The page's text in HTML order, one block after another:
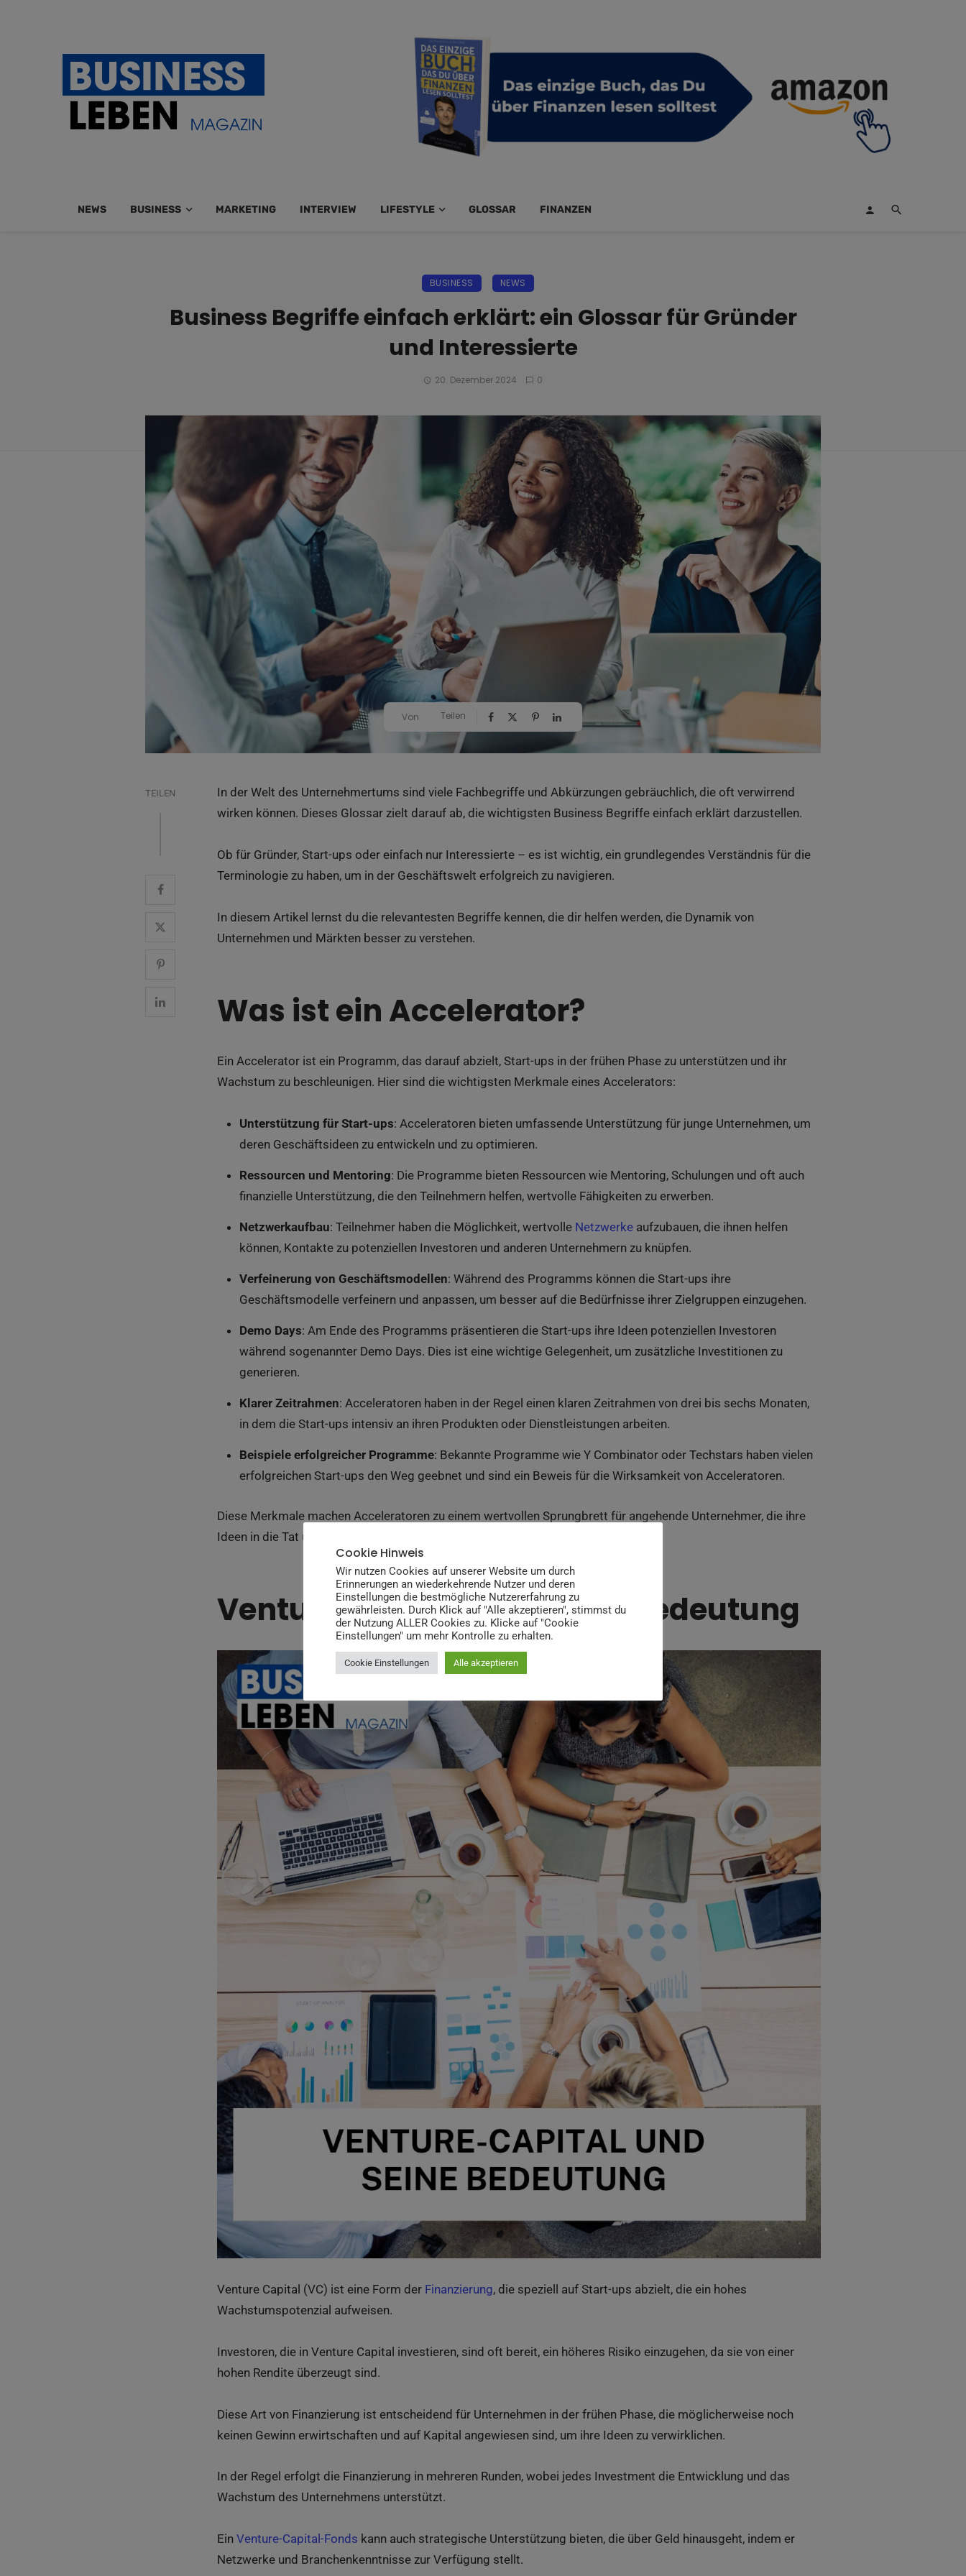
NEWS BUSINESS MARKETING INTERVIEW LIFESTYLE GLOSSAR FINANZEN
BUSINESS NEWS
Business Begriffe einfach erklärt: ein Glossar für Gründer
und Interessierte
20. Dezember 2024 0
Von Teilen
TEILEN
In der Welt des Unternehmertums sind viele Fachbegriffe und Abkürzungen gebräuchlich, die oft verwirrend
wirken können. Dieses Glossar zielt darauf ab, die wichtigsten Business Begriffe einfach erklärt darzustellen.
Ob für Gründer, Start-ups oder einfach nur Interessierte – es ist wichtig, ein grundlegendes Verständnis für die
Terminologie zu haben, um in der Geschäftswelt erfolgreich zu navigieren.
In diesem Artikel lernst du die relevantesten Begriffe kennen, die dir helfen werden, die Dynamik von
Unternehmen und Märkten besser zu verstehen.
Was ist ein Accelerator?
Ein Accelerator ist ein Programm, das darauf abzielt, Start-ups in der frühen Phase zu unterstützen und ihr
Wachstum zu beschleunigen. Hier sind die wichtigsten Merkmale eines Accelerators:
Unterstützung für Start-ups: Acceleratoren bieten umfassende Unterstützung für junge Unternehmen, um
deren Geschäftsideen zu entwickeln und zu optimieren.
Ressourcen und Mentoring: Die Programme bieten Ressourcen wie Mentoring, Schulungen und oft auch
finanzielle Unterstützung, die den Teilnehmern helfen, wertvolle Fähigkeiten zu erwerben.
Netzwerkaufbau: Teilnehmer haben die Möglichkeit, wertvolle Netzwerkeaufzubauen, die ihnen helfen
können, Kontakte zu potenziellen Investoren und anderen Unternehmern zu knüpfen.
Verfeinerung von Geschäftsmodellen: Während des Programms können die Start-ups ihre
Geschäftsmodelle verfeinern und anpassen, um besser auf die Bedürfnisse ihrer Zielgruppen einzugehen.
Demo Days: Am Ende des Programms präsentieren die Start-ups ihre Ideen potenziellen Investoren
während sogenannter Demo Days. Dies ist eine wichtige Gelegenheit, um zusätzliche Investitionen zu
generieren.
Klarer Zeitrahmen: Acceleratoren haben in der Regel einen klaren Zeitrahmen von drei bis sechs Monaten,
in dem die Start-ups intensiv an ihren Produkten oder Dienstleistungen arbeiten.
Beispiele erfolgreicher Programme: Bekannte Programme wie Y Combinator oder Techstars haben vielen
erfolgreichen Start-ups den Weg geebnet und sind ein Beweis für die Wirksamkeit von Acceleratoren.
Diese Merkmale machen Acceleratoren zu einem wertvollen Sprungbrett für angehende Unternehmer, die ihre
Ideen in die Tat umsetzen möchten.
Venture-Capital und seine Bedeutung
Venture Capital (VC) ist eine Form der Finanzierung, die speziell auf Start-ups abzielt, die ein hohes
Wachstumspotenzial aufweisen.
Investoren, die in Venture Capital investieren, sind oft bereit, ein höheres Risiko einzugehen, da sie von einer
hohen Rendite überzeugt sind.
Diese Art von Finanzierung ist entscheidend für Unternehmen in der frühen Phase, die möglicherweise noch
keinen Gewinn erwirtschaften und auf Kapital angewiesen sind, um ihre Ideen zu verwirklichen.
In der Regel erfolgt die Finanzierung in mehreren Runden, wobei jedes Investment die Entwicklung und das
Wachstum des Unternehmens unterstützt.
Ein Venture-Capital-Fonds kann auch strategische Unterstützung bieten, die über Geld hinausgeht, indem er
Netzwerke und Branchenkenntnisse zur Verfügung stellt.
Cookie Hinweis
Wir nutzen Cookies auf unserer Website um durch
Erinnerungen an wiederkehrende Nutzer und deren
Einstellungen die bestmögliche Nutzererfahrung zu
gewährleisten. Durch Klick auf "Alle akzeptieren", stimmst du
der Nutzung ALLER Cookies zu. Klicke auf "Cookie
Einstellungen" um mehr Kontrolle zu erhalten.
Cookie Einstellungen Alle akzeptieren